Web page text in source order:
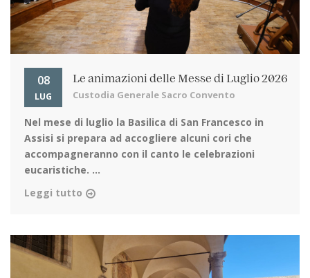
08
LUG
Le animazioni delle Messe di Luglio 2026
Custodia Generale Sacro Convento
Nel mese di luglio la Basilica di San Francesco in
Assisi si prepara ad accogliere alcuni cori che
accompagneranno con il canto le celebrazioni
eucaristiche. ...
Leggi tutto